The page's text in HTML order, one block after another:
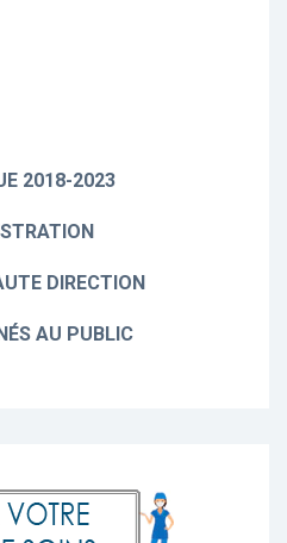
2018-2023
DIRECTION
AU PUBLIC